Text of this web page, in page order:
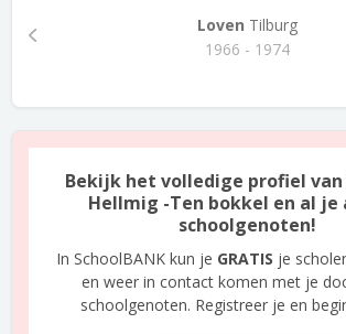
Loven Tilburg
1966 - 1974
Bekijk het volledige profiel van
Hellmig -Ten bokkel en al je
schoolgenoten!
In SchoolBANK kun je GRATIS je
en weer in contact komen met je
schoolgenoten. Registreer je en